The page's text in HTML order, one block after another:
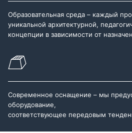
Образовательная среда – каждый
уникальной архитектурной,
концепции в зависимости от
Современное оснащение – мы
оборудование,
соответствующее передовым